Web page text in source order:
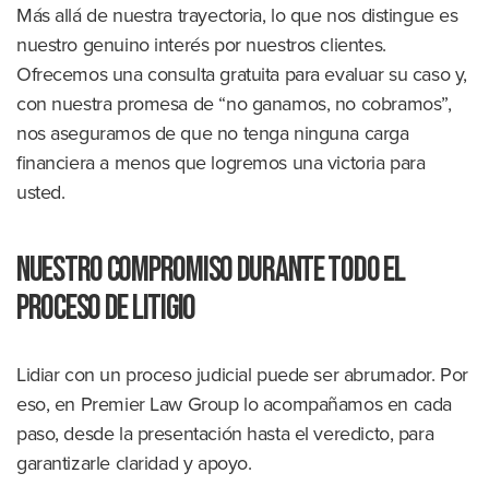
Más allá de nuestra trayectoria, lo que nos distingue es
nuestro genuino interés por nuestros clientes.
Ofrecemos una consulta gratuita para evaluar su caso y,
con nuestra promesa de “no ganamos, no cobramos”,
nos aseguramos de que no tenga ninguna carga
financiera a menos que logremos una victoria para
usted.
Nuestro compromiso durante todo el
proceso de litigio
Lidiar con un proceso judicial puede ser abrumador. Por
eso, en Premier Law Group lo acompañamos en cada
paso, desde la presentación hasta el veredicto, para
garantizarle claridad y apoyo.